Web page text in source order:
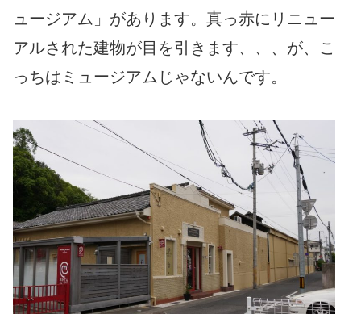
ュージアム」があります。真っ赤にリニュー
アルされた建物が目を引きます、、、が、こ
っちはミュージアムじゃないんです。